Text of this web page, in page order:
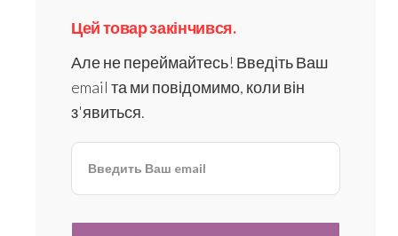
Цей товар закінчився.
Але не переймайтесь! Введіть Ваш
email та ми повідомимо, коли він
з'явиться.